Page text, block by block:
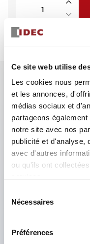
Ce site web utilise
Les cookies nous
et les annonces,
médias sociaux et
partageons
notre site avec nos
publicité et d'analyse,
avec d'autres
ou qu'ils ont
Nécessaires
Préférences
Caractéristiques
Le montage en
montage/
également facile
serré.
Structure séparée
levier de
La structure de
aux jets d’eau,